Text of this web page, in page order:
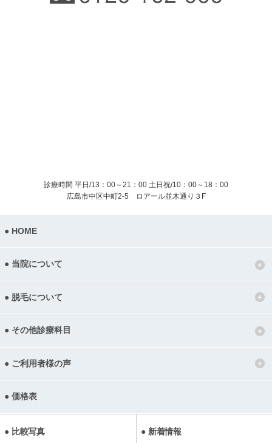
診療時間 平日/13：00～21：00 土日祝/10：00～18：00
広島市中区中町2-5 ロアール並木通り３F
HOME
当院について
脱毛について
その他診療科目
ご利用者様の声
価格表
比較写真 新着情報